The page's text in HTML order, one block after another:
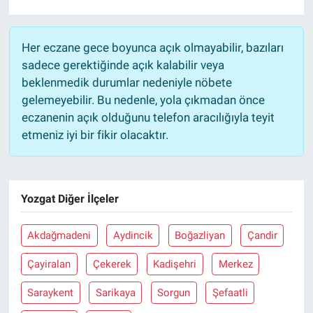
Her eczane gece boyunca açık olmayabilir, bazıları
sadece gerektiğinde açık kalabilir veya
beklenmedik durumlar nedeniyle nöbete
gelemeyebilir. Bu nedenle, yola çıkmadan önce
eczanenin açık olduğunu telefon aracılığıyla teyit
etmeniz iyi bir fikir olacaktır.
Yozgat Diğer İlçeler
Akdağmadeni Aydincik Boğazliyan Çandir
Çayiralan Çekerek Kadişehri Merkez
Saraykent Sarikaya Sorgun Şefaatli